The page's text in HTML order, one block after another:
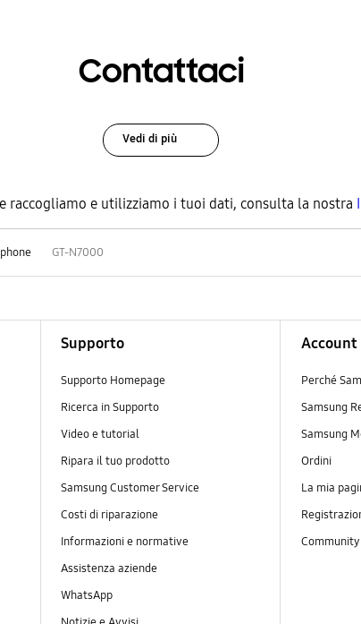
Contattaci
Vedi di più
raccogliamo e utilizziamo i tuoi dati, consulta la nostra
GT-N7000
Supporto
Supporto Homepage
Ricerca in Supporto
Video e tutorial
Ripara il tuo prodotto
Samsung Customer Service
Costi di riparazione
Informazioni e normative
Assistenza aziende
WhatsApp
Account
Perché
Samsung
Samsung
Ordini
La mia
Community